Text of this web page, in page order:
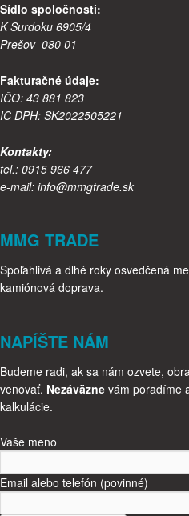
Sídlo spoločnosti:
K Surdoku 6905/4
Prešov 080 01
Fakturačné údaje:
IČO: 43 881 823
IČ DPH: SK2022505221
Kontakty:
tel.: 0915 966 477
e-mail: info@mmgtrade.sk
MMG TRADE
Spoľahlivá a dlhé roky osvedčená
kamiónová doprava.
NAPÍŠTE NÁM
Budeme radi, ak sa nám ozvete,
venovať. Nezáväzne vám poradíme
kalkulácie.
Vaše meno
Email alebo telefón (povinné)